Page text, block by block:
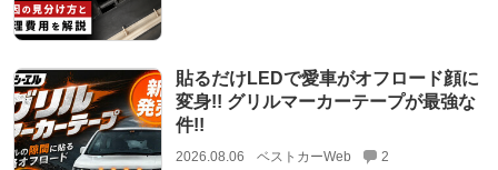
貼るだけLEDで愛車がオフロード顔に
変身!! グリルマーカーテープが最強な
件!!
2026.08.06 ベストカーWeb 2